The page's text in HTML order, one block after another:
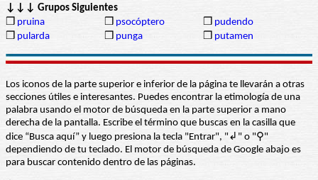
↓↓↓ Grupos Siguientes
❒ pruina ❒ psocóptero ❒ pudendo
❒ pularda ❒ punga ❒ putamen
Los iconos de la parte superior e inferior de la página te llevarán a otras
secciones útiles e interesantes. Puedes encontrar la etimología de una
palabra usando el motor de búsqueda en la parte superior a mano
derecha de la pantalla. Escribe el término que buscas en la casilla que
dice “Busca aquí” y luego presiona la tecla "Entrar", "↲" o "⚲"
dependiendo de tu teclado. El motor de búsqueda de Google abajo es
para buscar contenido dentro de las páginas.